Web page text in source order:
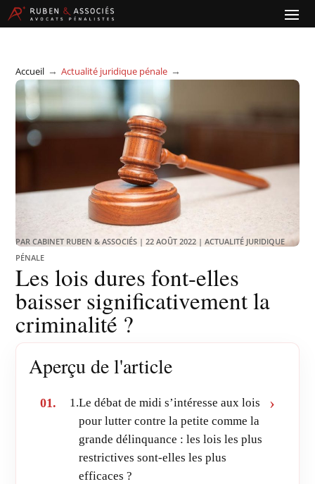
Accueil → Actualité juridique pénale →
Les lois dures font-elles baisser significativement la criminalité ?
PARCABINET RUBEN & ASSOCIÉS |22 AOÛT 2022 |ACTUALITÉ JURIDIQUE
PÉNALE
Les lois dures font-elles
baisser significativement la
criminalité ?
Aperçu de l'article
1.Le débat de midi s’intéresse aux lois
pour lutter contre la petite comme la
grande délinquance : les lois les plus
restrictives sont-elles les plus
efficaces ?